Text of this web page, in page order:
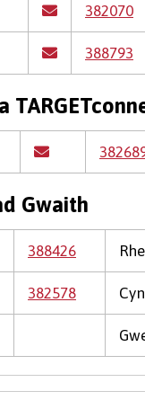
382070
388793
Gwaith
388426
382578